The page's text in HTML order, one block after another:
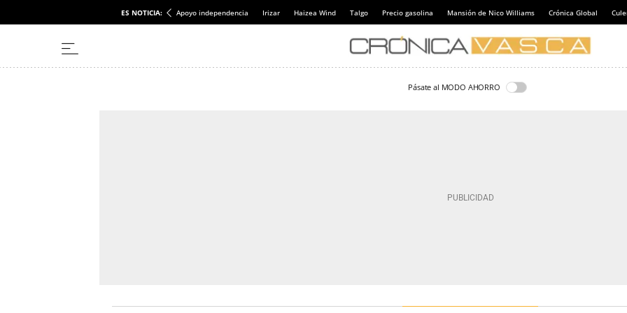
ES NOTICIA: Apoyo independencia Irizar Haizea Wind Talgo Precio gasolina Mansión de Nico Williams Crónica Global
Pásate al MODO AHORRO